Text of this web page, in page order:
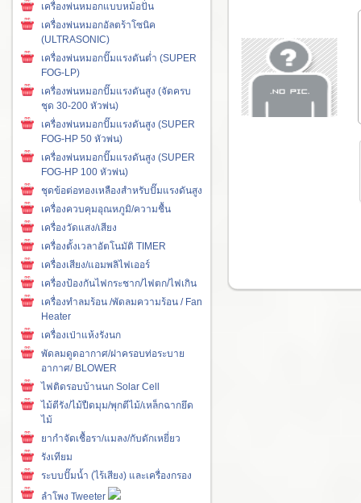
เครื่องพ่นหมอกแบบหม้อปั่น
เครื่องพ่นหมอกอัลตร้าโซนิค
(ULTRASONIC)
เครื่องพ่นหมอกปั๊มแรงดันต่ำ (SUPER
FOG-LP)
เครื่องพ่นหมอกปั๊มแรงดันสูง (จัดครบ
ชุด 30-200 หัวพ่น)
เครื่องพ่นหมอกปั๊มแรงดันสูง (SUPER
FOG-HP 50 หัวพ่น)
เครื่องพ่นหมอกปั๊มแรงดันสูง (SUPER
FOG-HP 100 หัวพ่น)
ชุดข้อต่อทองเหลืองสำหรับปั๊มแรงดันสูง
เครื่องควบคุมอุณหภูมิ/ความชื้น
เครื่องวัดแสง/เสียง
เครื่องตั้งเวลาอัตโนมัติ TIMER
เครื่องเสียง/แอมพลิไฟเออร์
เครื่องป้องกันไฟกระชาก/ไฟตก/ไฟเกิน
เครื่องทำลมร้อน /พัดลมความร้อน / Fan
Heater
เครื่องเป่าแห้งรังนก
พัดลมดูดอากาศ/ฝาครอบท่อระบาย
อากาศ/ BLOWER
ไฟติดรอบบ้านนก Solar Cell
ไม้ตีรัง/ไม้ปืดมุม/พุกตีไม้/เหล็กฉากยึด
ไม้
ยากำจัดเชื้อรา/แมลง/กับดักเหยี่ยว
รังเทียม
ระบบปั๊มน้ำ (ไร้เสียง) และเครื่องกรอง
ลำโพง Tweeter